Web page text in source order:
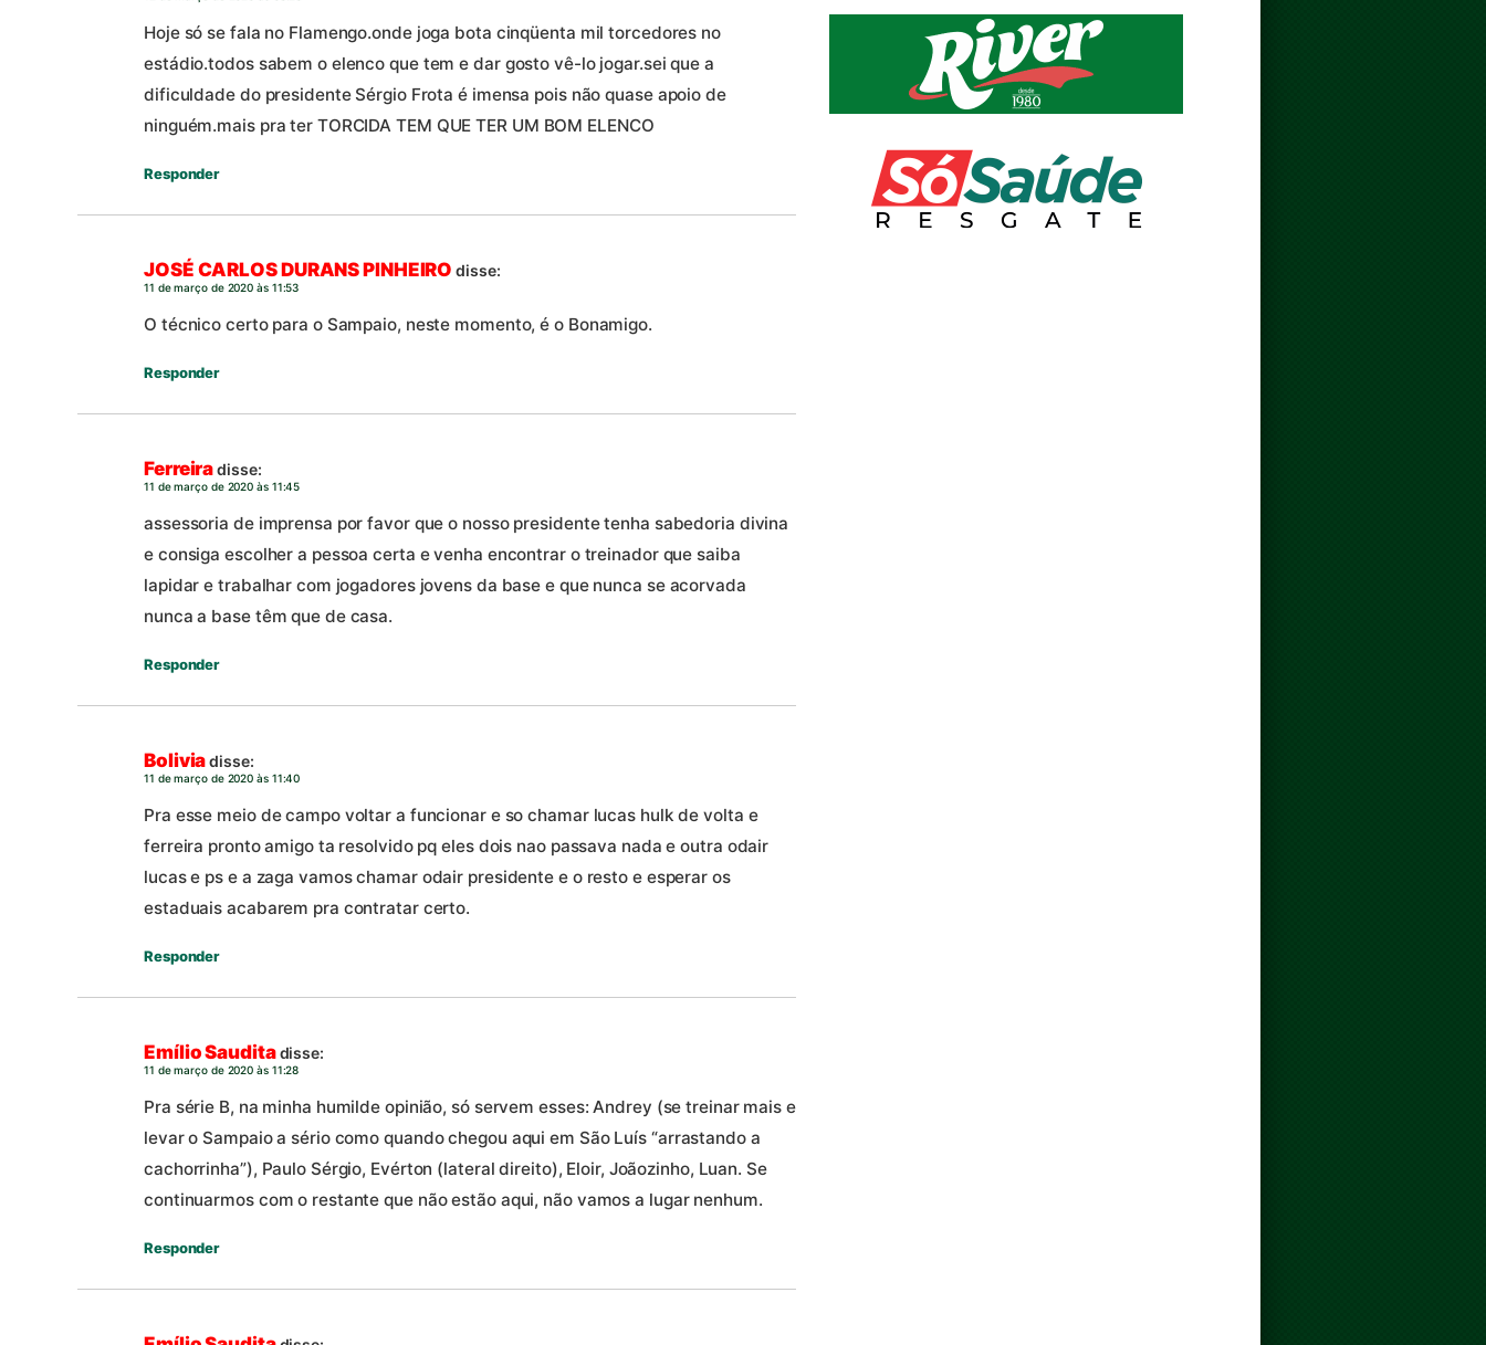
Hoje só se fala no Flamengo.onde joga bota cinqüenta mil torcedores no
estádio.todos sabem o elenco que tem e dar gosto vê-lo jogar.sei que a
dificuldade do presidente Sérgio Frota é imensa pois não quase apoio de
ninguém.mais pra ter TORCIDA TEM QUE TER UM BOM ELENCO
Responder
JOSÉ CARLOS DURANS PINHEIRO disse:
11 de março de 2020 às 11:53
O técnico certo para o Sampaio, neste momento, é o Bonamigo.
Responder
Ferreiradisse:
11 de março de 2020 às 11:45
assessoria de imprensa por favor que o nosso presidente tenha sabedoria divina
e consiga escolher a pessoa certa e venha encontrar o treinador que saiba
lapidar e trabalhar com jogadores jovens da base e que nunca se acorvada
nunca a base têm que de casa.
Responder
Boliviadisse:
11 de março de 2020 às 11:40
Pra esse meio de campo voltar a funcionar e so chamar lucas hulk de volta e
ferreira pronto amigo ta resolvido pq eles dois nao passava nada e outra odair
lucas e ps e a zaga vamos chamar odair presidente e o resto e esperar os
estaduais acabarem pra contratar certo.
Responder
Emílio Sauditadisse:
11 de março de 2020 às 11:28
Pra série B, na minha humilde opinião, só servem esses: Andrey (se treinar mais e
levar o Sampaio a sério como quando chegou aqui em São Luís “arrastando a
cachorrinha”), Paulo Sérgio, Evérton (lateral direito), Eloir, Joãozinho, Luan. Se
continuarmos com o restante que não estão aqui, não vamos a lugar nenhum.
Responder